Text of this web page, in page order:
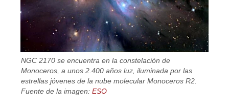
NGC 2170 se encuentra en la constelación de
Monoceros, a unos 2.400 años luz, iluminada por las
estrellas jóvenes de la nube molecular Monoceros R2.
Fuente de la imagen:ESO